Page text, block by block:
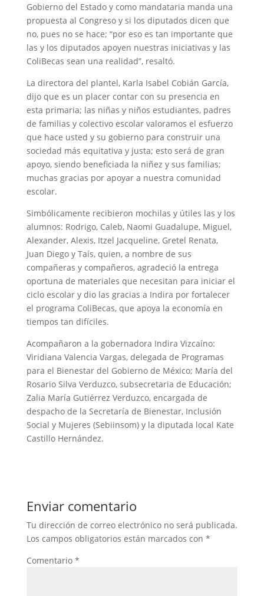
Gobierno del Estado y como mandataria manda una
propuesta al Congreso y si los diputados dicen que
no, pues no se hace; “por eso es tan importante que
las y los diputados apoyen nuestras iniciativas y las
ColiBecas sean una realidad”, resaltó.
La directora del plantel, Karla Isabel Cobián García,
dijo que es un placer contar con su presencia en
esta primaria; las niñas y niños estudiantes, padres
de familias y colectivo escolar valoramos el esfuerzo
que hace usted y su gobierno para construir una
sociedad más equitativa y justa; esto será de gran
apoyo, siendo beneficiada la niñez y sus familias;
muchas gracias por apoyar a nuestra comunidad
escolar.
Simbólicamente recibieron mochilas y útiles las y los
alumnos: Rodrigo, Caleb, Naomi Guadalupe, Miguel,
Alexander, Alexis, Itzel Jacqueline, Gretel Renata,
Juan Diego y Taís, quien, a nombre de sus
compañeras y compañeros, agradeció la entrega
oportuna de materiales que necesitan para iniciar el
ciclo escolar y dio las gracias a Indira por fortalecer
el programa ColiBecas, que apoya la economía en
tiempos tan difíciles.
Acompañaron a la gobernadora Indira Vizcaíno:
Viridiana Valencia Vargas, delegada de Programas
para el Bienestar del Gobierno de México; María del
Rosario Silva Verduzco, subsecretaria de Educación;
Zalia María Gutiérrez Verduzco, encargada de
despacho de la Secretaría de Bienestar, Inclusión
Social y Mujeres (Sebiinsom) y la diputada local Kate
Castillo Hernández.
Enviar comentario
Tu dirección de correo electrónico no será publicada.
Los campos obligatorios están marcados con *
Comentario *